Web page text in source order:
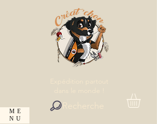
Expédition partout
ME
NU
Recherche